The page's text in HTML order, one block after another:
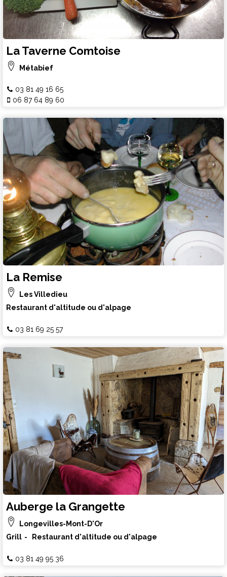
La Taverne Comtoise
Métabief
03 81 49 16 65
06 87 64 89 60
La Remise
Les Villedieu
Restaurant d'altitude ou d'alpage
03 81 69 25 57
Auberge la Grangette
Longevilles-Mont-D'Or
Grill
Restaurant d'altitude ou d'alpage
03 81 49 95 36